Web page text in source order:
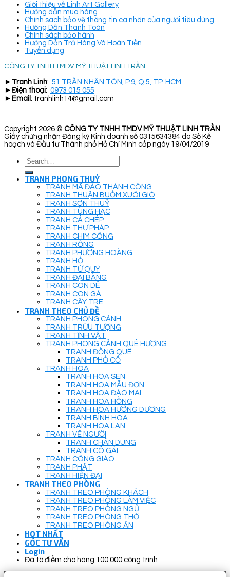
Giới thiệu về Linh Art Gallery
Hướng dẫn mua hàng
Chính sách bảo vệ thông tin cá nhân của người tiêu dùng
Hướng Dẫn Thanh Toán
Chính sách bảo hành
Hướng Dẫn Trả Hàng Và Hoàn Tiền
Tuyển dụng
CÔNG TY TNHH TMDV MỸ THUẬT LINH TRẦN
► Tranh Linh: 51 TRẦN NHÂN TÔN, P.9, Q.5, TP. HCM
► Điện thoại: 0973 015 055
► Email : tranhlinh14@gmail.com
Copyright 2026 © CÔNG TY TNHH TMDV MỸ THUẬT LINH TRẦN
Giấy chứng nhận Đăng ký Kinh doanh số 0315634384 do Sở Kế
hoạch và Đầu tư Thành phố Hồ Chí Minh cấp ngày 19/04/2019
Search
for:
TRANH PHONG THUỶ
TRANH MÃ ĐÁO THÀNH CÔNG
TRANH THUẬN BUỒM XUÔI GIÓ
TRANH SƠN THUỶ
TRANH TÙNG HẠC
TRANH CÁ CHÉP
TRANH THƯ PHÁP
TRANH CHIM CÔNG
TRANH RỒNG
TRANH PHƯỢNG HOÀNG
TRANH HỔ
TRANH TỨ QUÝ
TRANH ĐẠI BÀNG
TRANH CON DÊ
TRANH CON GÀ
TRANH CÂY TRE
TRANH THEO CHỦ ĐỀ
TRANH PHONG CẢNH
TRANH TRỪU TƯỢNG
TRANH TĨNH VẬT
TRANH PHONG CẢNH QUÊ HƯƠNG
TRANH ĐỒNG QUÊ
TRANH PHỐ CỔ
TRANH HOA
TRANH HOA SEN
TRANH HOA MẪU ĐƠN
TRANH HOA ĐÀO MAI
TRANH HOA HỒNG
TRANH HOA HƯỚNG DƯƠNG
TRANH BÌNH HOA
TRANH HOA LAN
TRANH VẼ NGƯỜI
TRANH CHÂN DUNG
TRANH CÔ GÁI
TRANH CÔNG GIÁO
TRANH PHẬT
TRANH HIỆN ĐẠI
TRANH THEO PHÒNG
TRANH TREO PHÒNG KHÁCH
TRANH TREO PHÒNG LÀM VIỆC
TRANH TREO PHÒNG NGỦ
TRANH TREO PHÒNG THỜ
TRANH TREO PHÒNG ĂN
HOT NHẤT
GÓC TƯ VẤN
Login
Đã tô điểm cho hàng 100.000 công trình